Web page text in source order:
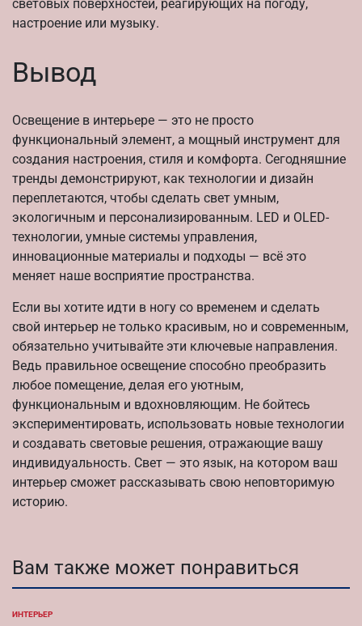
световых поверхностей, реагирующих на погоду,
настроение или музыку.
Вывод
Освещение в интерьере — это не просто
функциональный элемент, а мощный инструмент для
создания настроения, стиля и комфорта. Сегодняшние
тренды демонстрируют, как технологии и дизайн
переплетаются, чтобы сделать свет умным,
экологичным и персонализированным. LED и OLED-
технологии, умные системы управления,
инновационные материалы и подходы — всё это
меняет наше восприятие пространства.
Если вы хотите идти в ногу со временем и сделать
свой интерьер не только красивым, но и современным,
обязательно учитывайте эти ключевые направления.
Ведь правильное освещение способно преобразить
любое помещение, делая его уютным,
функциональным и вдохновляющим. Не бойтесь
экспериментировать, использовать новые технологии
и создавать световые решения, отражающие вашу
индивидуальность. Свет — это язык, на котором ваш
интерьер сможет рассказывать свою неповторимую
историю.
Вам также может понравиться
ОПУБЛИКОВАНО
ИНТЕРЬЕР